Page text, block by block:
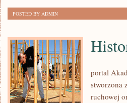
POSTED BY ADMIN
portal
stworzona
ruchowej